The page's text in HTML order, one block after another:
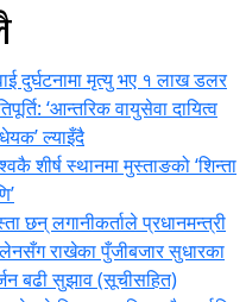
दुर्घटनामा मृत्यु भए १ लाख डलर
‘आन्तरिक वायुसेवा दायित्व
ल्याइँदै
शीर्ष स्थानमा मुस्ताङको ‘शिन्ता
छन् लगानीकर्ताले प्रधानमन्त्री
राखेका पुँजीबजार सुधारका
बढी सुझाव (सूचीसहित)